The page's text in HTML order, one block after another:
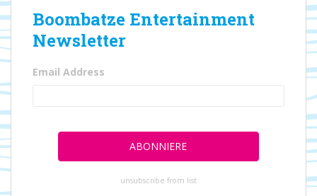
Boombatze Entertainment
Newsletter
Email Address
unsubscribe from list